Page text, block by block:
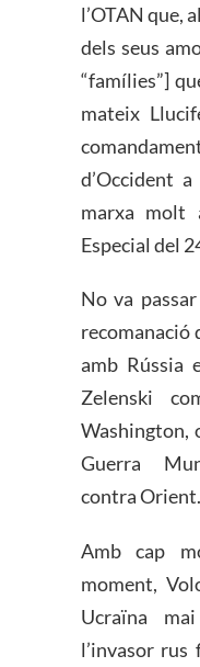
l’OTAN que,
dels seus
“famílies”]
mateix
d’Occident
marxa molt
Especial del
No va
recomanació
amb Rússia
Zelenski
Washington,
Guerra
contra Orient.
Amb cap
moment,
Ucraïna
l’invasor rus